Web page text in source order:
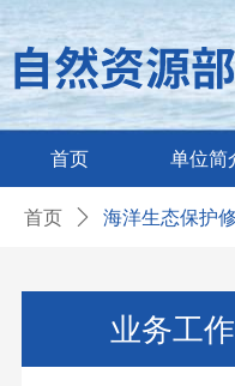
首页 单位简
首页 ꄲ 海洋生态保护
业务工作